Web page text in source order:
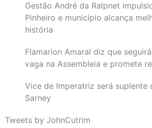
Gestão André da Ralpnet
Pinheiro e município alcança
história
Flamarion Amaral diz que
vaga na Assembleia e promete
Vice de Imperatriz será suplente
Sarney
Tweets by JohnCutrim